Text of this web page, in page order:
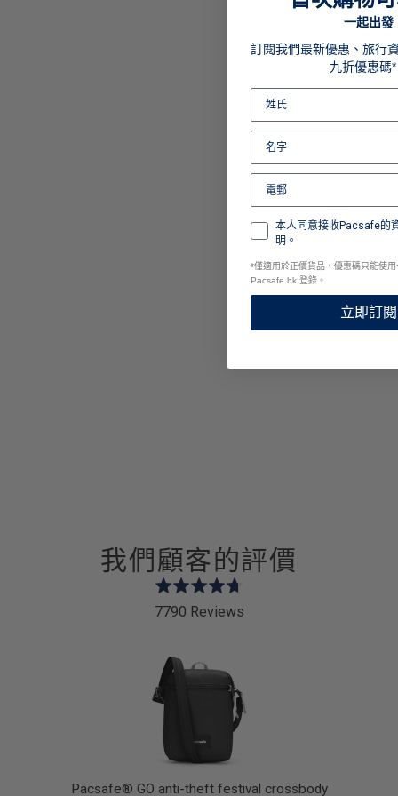
我們顧客的評價
Rated
4.7
5
7790 Reviews
Pacsafe® GO anti-theft festival crossbody
一起出發
訂閱我們最新優惠、旅行
九折優惠碼
本人同意接收Pacsafe的
明。
*僅適用於正價貨品，優惠碼只能使
Pacsafe.hk 登錄。
立即訂閱